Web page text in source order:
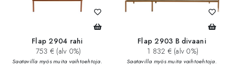
Flap 2904 rahi
753 € (alv 0%)
Saatavilla myös muita vaihtoehtoja.
Flap 2903 B divaani
1 832 € (alv 0%)
Saatavilla myös muita vaihtoehtoja.